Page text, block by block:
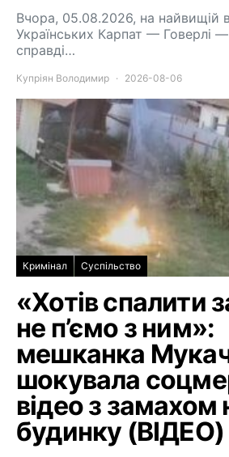
Вчора, 05.08.2026, на найвищій
Українських Карпат — Говерлі —
справді…
Купріян Володимир 2026-08-06
Кримінал Суспільство
«Хотів спалити
не п’ємо з ним»:
мешканка
шокувала
відео з замахом
будинку (ВІДЕО)